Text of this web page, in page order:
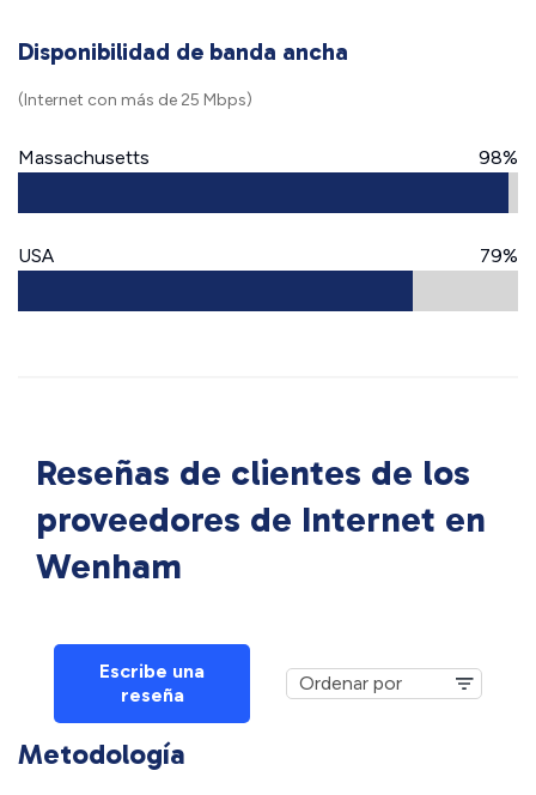
Disponibilidad de banda ancha
(Internet con más de 25 Mbps)
Massachusetts 98%
USA 79%
Reseñas de clientes de los
proveedores de Internet en
Wenham
Escribe una
reseña
Metodología